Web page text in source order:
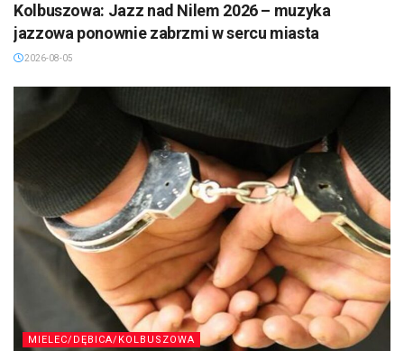
Kolbuszowa: Jazz nad Nilem 2026 – muzyka
jazzowa ponownie zabrzmi w sercu miasta
2026-08-05
MIELEC/DĘBICA/KOLBUSZOWA